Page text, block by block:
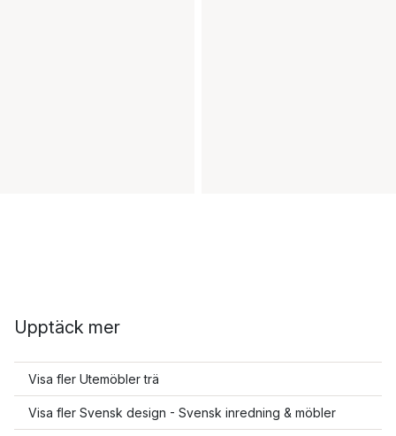
Upptäck mer
Visa fler Utemöbler trä
Visa fler Svensk design - Svensk inredning & möbler